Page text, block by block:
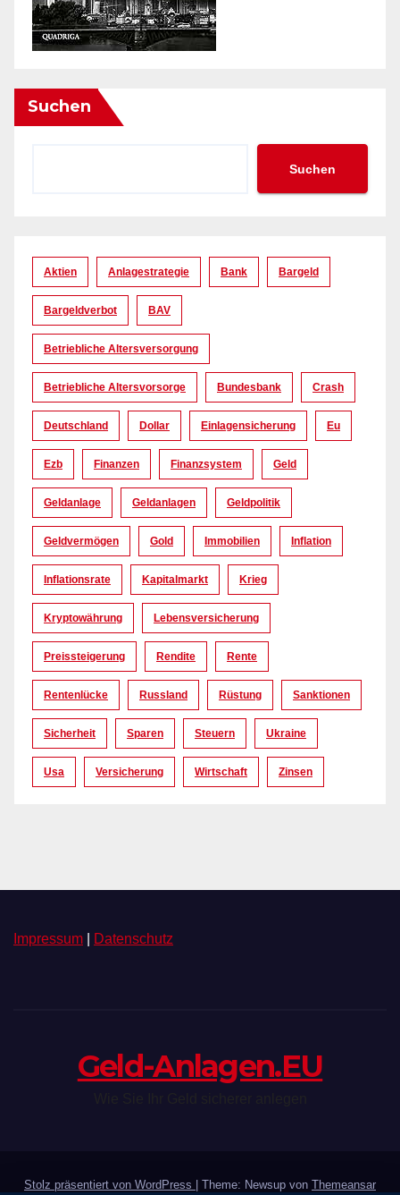
Suchen
Suchen
Aktien Anlagestrategie Bank Bargeld
Bargeldverbot BAV
Betriebliche Altersversorgung
Betriebliche Altersvorsorge Bundesbank Crash
Deutschland Dollar Einlagensicherung Eu
Ezb Finanzen Finanzsystem Geld
Geldanlage Geldanlagen Geldpolitik
Geldvermögen Gold Immobilien Inflation
Inflationsrate Kapitalmarkt Krieg
Kryptowährung Lebensversicherung
Preissteigerung Rendite Rente
Rentenlücke Russland Rüstung Sanktionen
Sicherheit Sparen Steuern Ukraine
Usa Versicherung Wirtschaft Zinsen
Impressum Datenschutz
Geld-Anlagen.EU
Stolz präsentiert von WordPress | Theme: Newsup von Themeansar